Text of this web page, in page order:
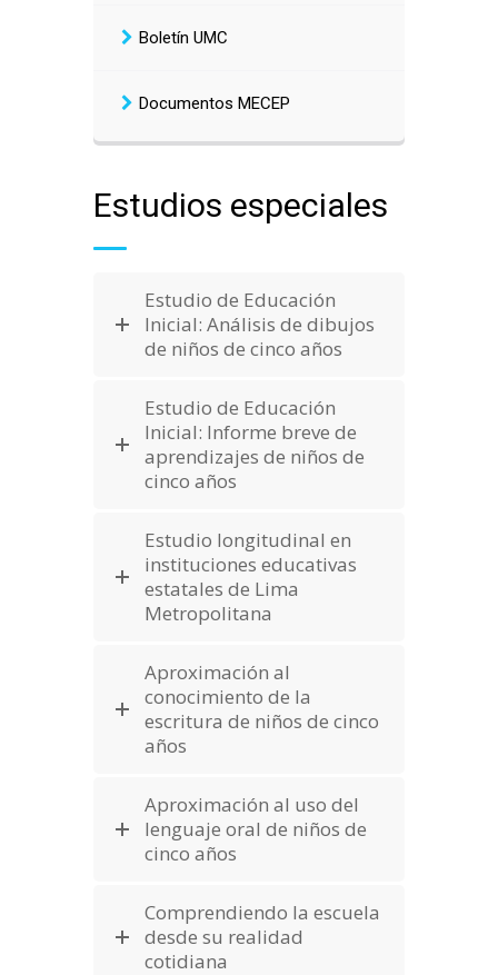
Boletín UMC
Documentos MECEP
Estudios especiales
Estudio de Educación
Inicial: Análisis de dibujos
de niños de cinco años
Estudio de Educación
Inicial: Informe breve de
aprendizajes de niños de
cinco años
Estudio longitudinal en
instituciones educativas
estatales de Lima
Metropolitana
Aproximación al
conocimiento de la
escritura de niños de cinco
años
Aproximación al uso del
lenguaje oral de niños de
cinco años
Comprendiendo la escuela
desde su realidad
cotidiana